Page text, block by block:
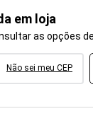
em loja
as opções
Não sei meu CEP